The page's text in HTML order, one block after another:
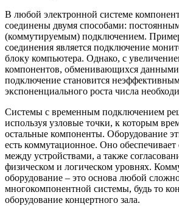
В любой электронной системе
соединены двумя способами:
(коммутируемым) подключением.
соединения является подключение
блоку компьютера. Однако, с
компонентов, обменивающихся
подключение становится
экспоненциального роста числа
Системы с временным подключением
используя узловые точки, к которым
остальные компоненты. Оборудование
есть коммутационное. Оно
между устройствами, а также
физическом и логическом уровнях.
оборудование – это основа любой
многокомпонентной системы, будь то
оборудование концертного зала.